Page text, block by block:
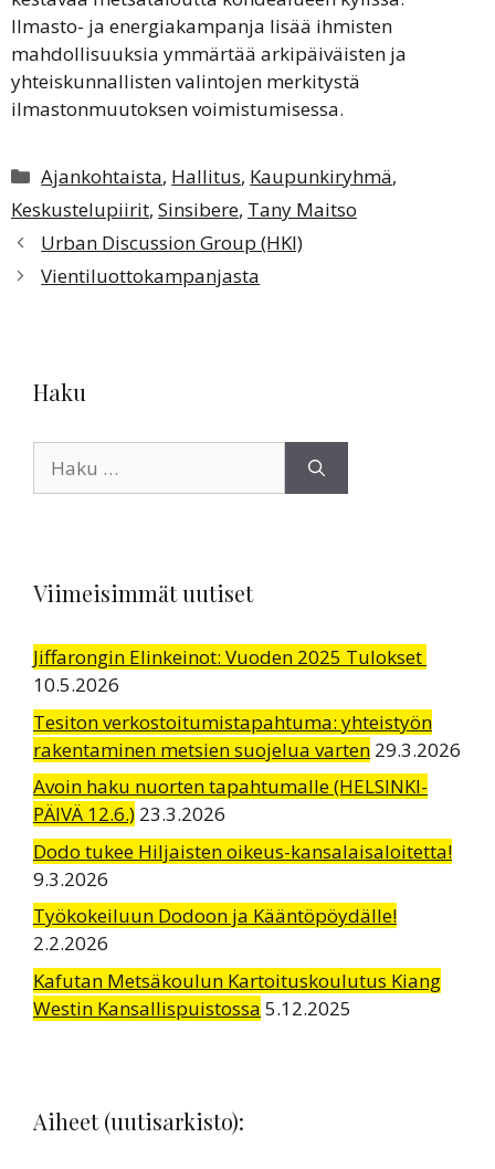
Ilmasto- ja energiakampanja lisää ihmisten
mahdollisuuksia ymmärtää arkipäiväisten ja
yhteiskunnallisten valintojen merkitystä
ilmastonmuutoksen voimistumisessa.
Kategoriat
Ajankohtaista, Hallitus, Kaupunkiryhmä,
Keskustelupiirit, Sinsibere, Tany Maitso
Urban Discussion Group (HKI)
Vientiluottokampanjasta
Haku
Viimeisimmät uutiset
Jiffarongin Elinkeinot: Vuoden 2025 Tulokset
10.5.2026
Tesiton verkostoitumistapahtuma: yhteistyön
rakentaminen metsien suojelua varten 29.3.2026
Avoin haku nuorten tapahtumalle (HELSINKI-
PÄIVÄ 12.6.) 23.3.2026
Dodo tukee Hiljaisten oikeus-kansalaisaloitetta!
9.3.2026
Työkokeiluun Dodoon ja Kääntöpöydälle!
2.2.2026
Kafutan Metsäkoulun Kartoituskoulutus Kiang
Westin Kansallispuistossa 5.12.2025
Aiheet (uutisarkisto):